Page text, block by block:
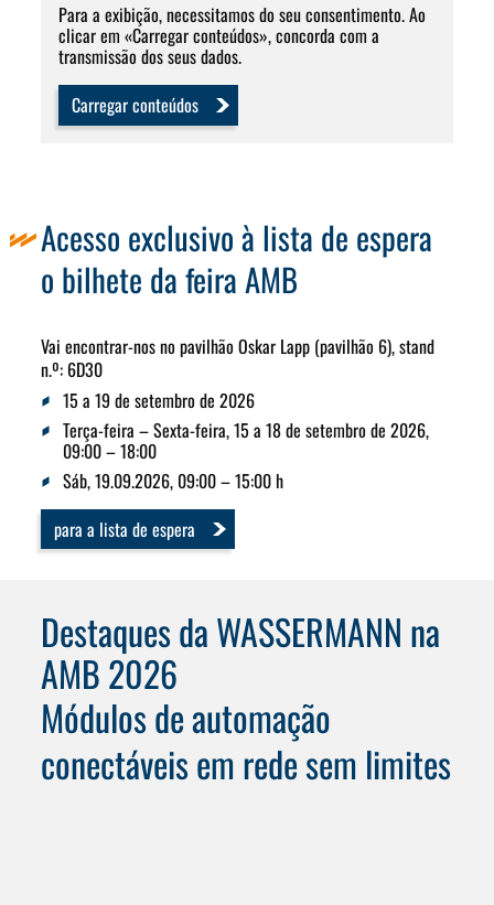
Para a exibição, necessitamos do seu consentimento. Ao
clicar em «Carregar conteúdos», concorda com a
transmissão dos seus dados.
Carregar conteúdos
Acesso exclusivo à lista de espera
o bilhete da feira AMB
Vai encontrar-nos no pavilhão Oskar Lapp (pavilhão 6), stand
n.º: 6D30
15 a 19 de setembro de 2026
Terça-feira – Sexta-feira, 15 a 18 de setembro de 2026,
09:00 – 18:00
Sáb, 19.09.2026, 09:00 – 15:00 h
para a lista de espera
Destaques da WASSERMANN na
AMB 2026
Módulos de automação
conectáveis em rede sem limites